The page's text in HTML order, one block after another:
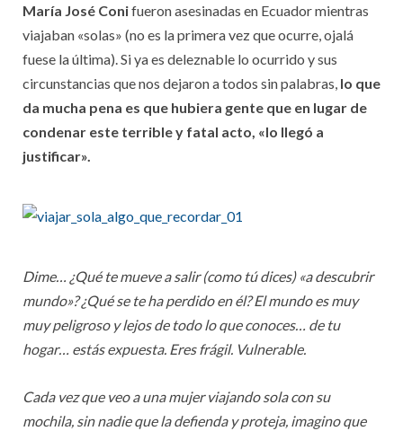
María José Conifueron asesinadas en Ecuador mientras
viajaban «solas» (no es la primera vez que ocurre, ojalá
fuese la última). Si ya es deleznable lo ocurrido y sus
circunstancias que nos dejaron a todos sin palabras, lo que
da mucha pena es que hubiera gente que en lugar de
condenar este terrible y fatal acto, «lo llegó a
justificar».
Dime… ¿Qué te mueve a salir (como tú dices) «a descubrir
mundo»? ¿Qué se te ha perdido en él? El mundo es muy
muy peligroso y lejos de todo lo que conoces… de tu
hogar… estás expuesta. Eres frágil. Vulnerable.
Cada vez que veo a una mujer viajando sola con su
mochila, sin nadie que la defienda y proteja, imagino que